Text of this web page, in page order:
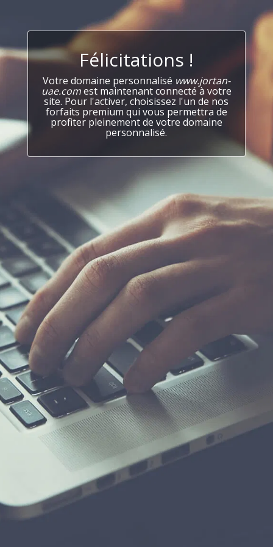
Félicitations !
Votre domaine personnalisé www.jortan-
uae.comest maintenant connecté à votre
site. Pour l'activer, choisissez l'un de nos
forfaits premium qui vous permettra de
profiter pleinement de votre domaine
personnalisé.